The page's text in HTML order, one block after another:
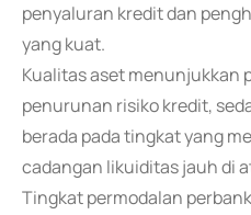
penyaluran kredit dan
yang kuat.
Kualitas aset menunjukkan
penurunan risiko kredit,
berada pada tingkat yang
cadangan likuiditas jauh di
Tingkat permodalan